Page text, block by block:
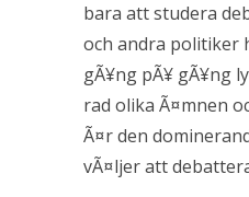
bara att studera
och andra politiker
gÃ¥ng pÃ¥ gÃ¥ng
rad olika Ã¤mnen
Ã¤r den
vÃ¤ljer att